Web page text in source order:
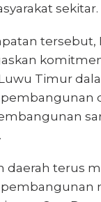
sekitar.
tersebut,
Timur
daerah terus